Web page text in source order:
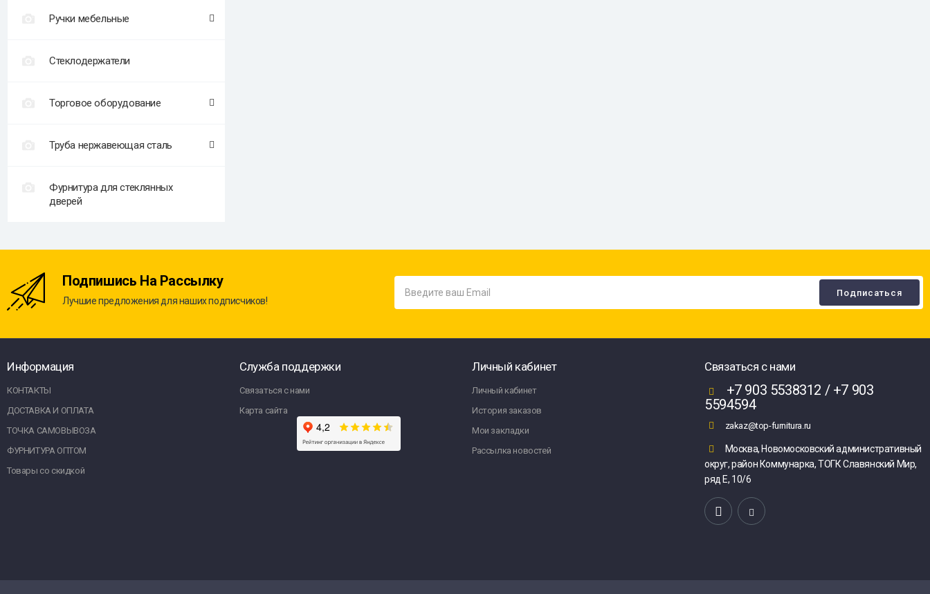
Ручки мебельные
Стеклодержатели
Торговое оборудование
Труба нержавеющая сталь
Фурнитура для стеклянных
дверей
Подпишись На Рассылку
Лучшие предложения для наших подписчиков!
Информация
КОНТАКТЫ
ДОСТАВКА И ОПЛАТА
ТОЧКА САМОВЫВОЗА
ФУРНИТУРА ОПТОМ
Товары со скидкой
Служба поддержки
Связаться с нами
Карта сайта
Личный кабинет
Личный кабинет
История заказов
Мои закладки
Рассылка новостей
Связаться с нами
+7 903 5538312 / +7 903
5594594
zakaz@top-furnitura.ru
Москва, Новомосковский административный
округ, район Коммунарка, ТОГК Славянский Мир,
ряд Е, 10/6